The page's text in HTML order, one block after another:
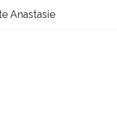
Anastasie